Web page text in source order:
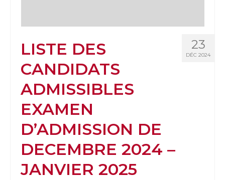
23
DÉC 2024
LISTE DES
CANDIDATS
ADMISSIBLES
EXAMEN
D’ADMISSION DE
DECEMBRE 2024 –
JANVIER 2025